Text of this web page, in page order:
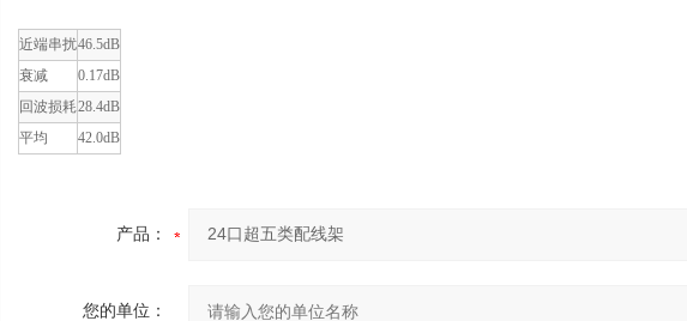
近端串扰46.5dB
衰减
0.17dB
回波损耗28.4dB
平均
42.0dB
产品：
您的单位：